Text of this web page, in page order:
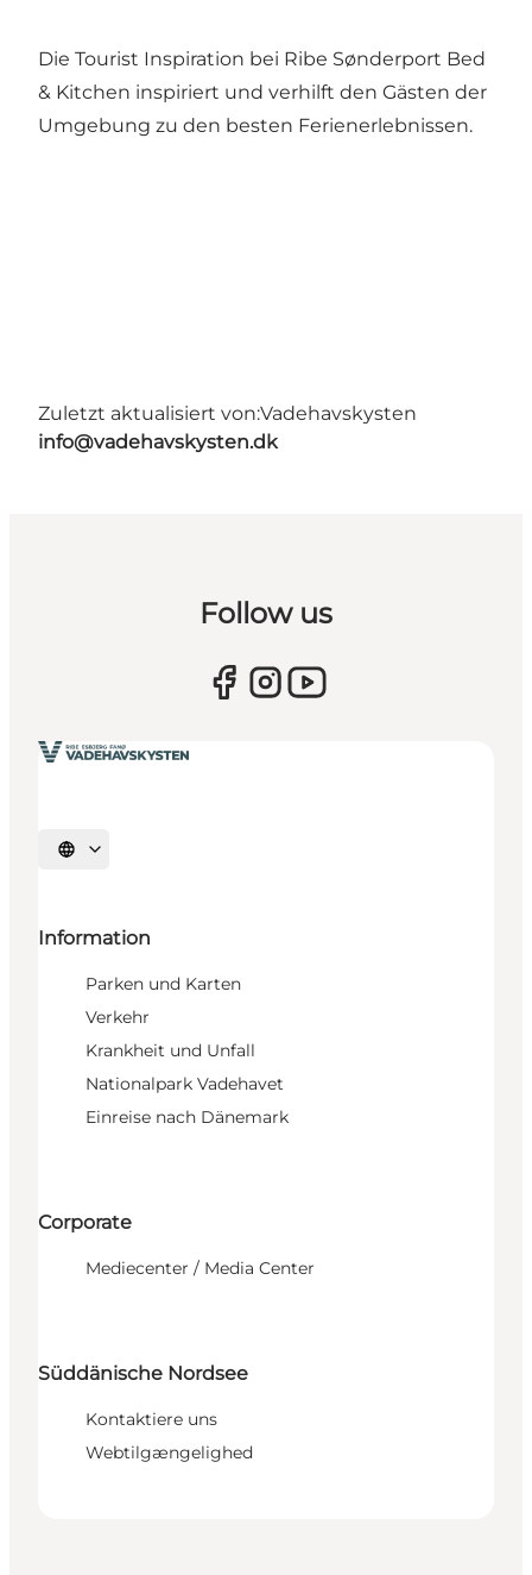
Die Tourist Inspiration bei Ribe Sønderport Bed
& Kitchen inspiriert und verhilft den Gästen der
Umgebung zu den besten Ferienerlebnissen.
Zuletzt aktualisiert von:Vadehavskysten
info@vadehavskysten.dk
Follow us
Sprache auswählen
Information
Parken und Karten
Verkehr
Krankheit und Unfall
Nationalpark Vadehavet
Einreise nach Dänemark
Corporate
Mediecenter / Media Center
Süddänische Nordsee
Kontaktiere uns
Webtilgængelighed